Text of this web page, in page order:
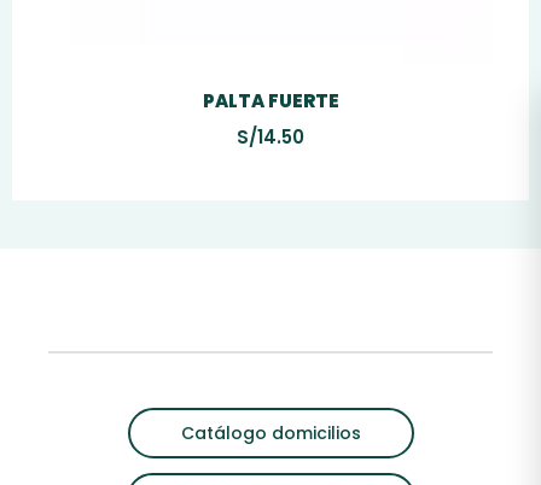
PALTA FUERTE
S/14.50
Catálogo domicilios